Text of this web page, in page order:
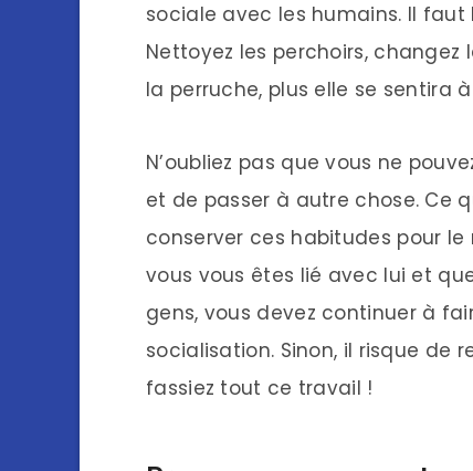
sociale avec les humains. Il
Nettoyez les perchoirs, changez
la perruche, plus elle se sentira
N’oubliez pas que vous ne
et de passer à autre chose. Ce
conserver ces habitudes pour
vous vous êtes lié avec lui et
gens, vous devez continuer à
socialisation. Sinon, il risque de
fassiez tout ce travail !